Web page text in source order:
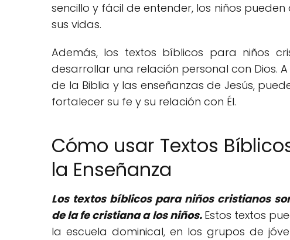
sencillo y fácil de entender, los niños
sus vidas.
Además, los textos bíblicos para niños
desarrollar una relación personal con Dios.
de la Biblia y las enseñanzas de Jesús,
fortalecer su fe y su relación con Él.
Cómo usar Textos
la Enseñanza
Los textos bíblicos para niños cristianos
de la fe cristiana a los niños. Estos textos
la escuela dominical, en los grupos de